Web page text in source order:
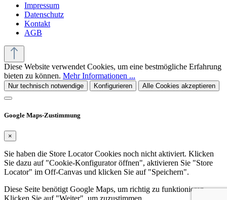
Impressum
Datenschutz
Kontakt
AGB
Diese Website verwendet Cookies, um eine bestmögliche Erfahrung
bieten zu können. Mehr Informationen ...
Nur technisch notwendige Konfigurieren Alle Cookies akzeptieren
Google Maps-Zustimmung
×
Sie haben die Store Locator Cookies noch nicht aktiviert. Klicken
Sie dazu auf "Cookie-Konfigurator öffnen", aktivieren Sie "Store
Locator" im Off-Canvas und klicken Sie auf "Speichern".
Diese Seite benötigt Google Maps, um richtig zu funktionieren.